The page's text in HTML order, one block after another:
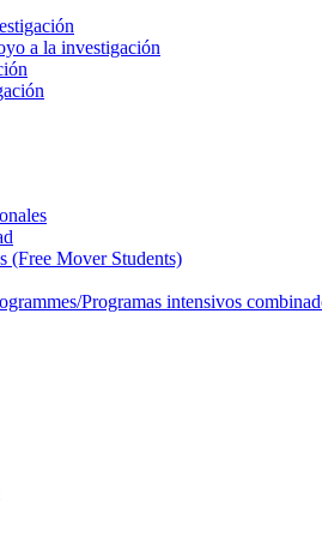
a la investigación
(Free Mover Students)
Programas intensivos